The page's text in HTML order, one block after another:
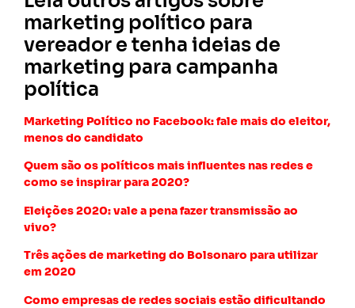
marketing político para
vereador e tenha ideias de
marketing para campanha
política
Marketing Político no Facebook: fale mais do eleitor,
menos do candidato
Quem são os políticos mais influentes nas redes e
como se inspirar para 2020?
Eleições 2020: vale a pena fazer transmissão ao
vivo?
Três ações de marketing do Bolsonaro para utilizar
em 2020
Como empresas de redes sociais estão dificultando